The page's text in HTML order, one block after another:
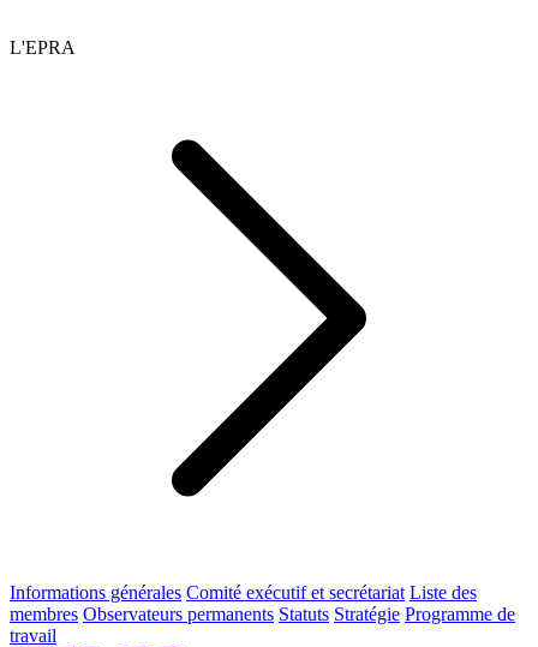
L'EPRA
Informations générales Comité exécutif et secrétariat Liste des
membres Observateurs permanents Statuts Stratégie Programme de
travail